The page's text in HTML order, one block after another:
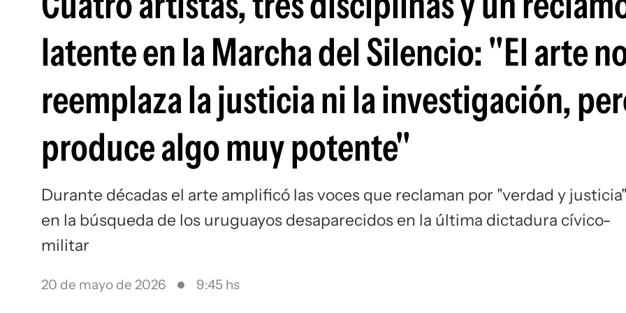
latente en la Marcha del Silencio: "El arte
reemplaza la justicia ni la investigación,
produce algo muy potente"
Durante décadas el arte amplificó las voces que reclaman por "verdad y justicia"
en la búsqueda de los uruguayos desaparecidos en la última dictadura cívico-
militar
20 de mayo de 2026 9:45 hs